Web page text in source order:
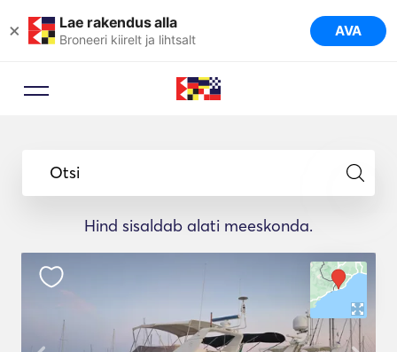
× Lae rakendus alla
Broneeri kiirelt ja lihtsalt AVA
Otsi
Hind sisaldab alati meeskonda.